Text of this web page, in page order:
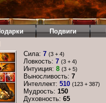
Подвиги
Сила: 7 (3 + 4)
Ловкость: 7 (3 + 4)
Интуиция: 8 (3 + 5)
Выносливость: 7
Интеллект: 510 (123 + 387)
Мудрость: 150
Духовность: 65